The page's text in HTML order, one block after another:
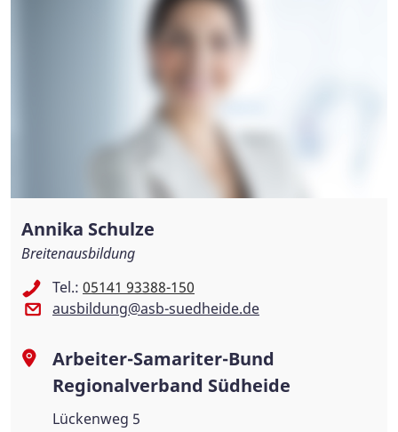
Annika Schulze
Breitenausbildung
Tel.: 05141 93388-150
ausbildung@asb-suedheide.de
Arbeiter-Samariter-Bund
Regionalverband Südheide
Lückenweg 5